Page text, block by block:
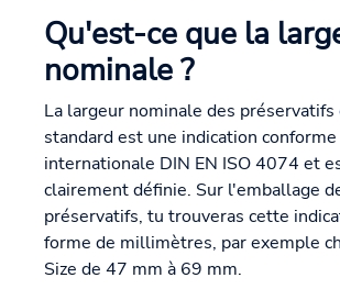
Qu'est-ce que la
nominale ?
La largeur nominale des
standard est une indication
internationale DIN EN ISO 4074 et
clairement définie. Sur l'emballage
préservatifs, tu trouveras cette
forme de millimètres, par exemple
Size de 47 mm à 69 mm.